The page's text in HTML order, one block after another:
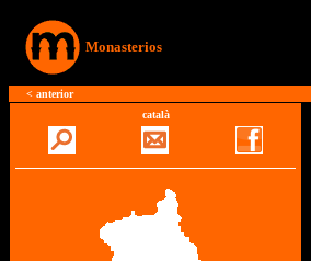
Monasterios
< anterior
català